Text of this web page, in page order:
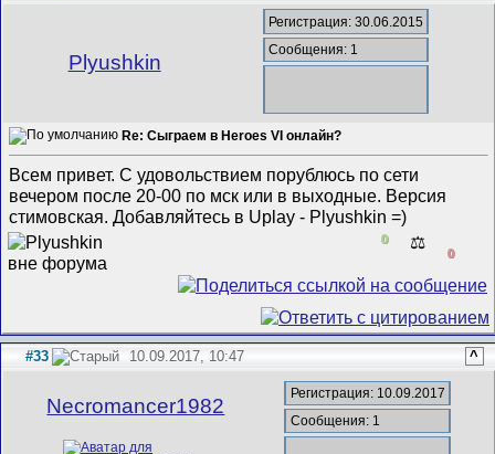
Plyushkin
Регистрация: 30.06.2015
Сообщения: 1
Re: Сыграем в Heroes VI онлайн?
Всем привет. С удовольствием порублюсь по сети
вечером после 20-00 по мск или в выходные. Версия
стимовская. Добавляйтесь в Uplay - Plyushkin =)
0 ⚖️
0
#33 10.09.2017, 10:47 ^
Necromancer1982
Регистрация: 10.09.2017
Сообщения: 1